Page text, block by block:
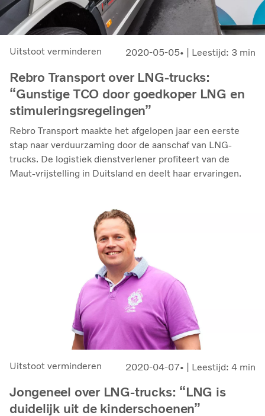
Uitstoot verminderen 2020-05-05 | Leestijd: 3 min
Rebro Transport over LNG-trucks:
“Gunstige TCO door goedkoper LNG en
stimuleringsregelingen”
Rebro Transport maakte het afgelopen jaar een eerste
stap naar verduurzaming door de aanschaf van LNG-
trucks. De logistiek dienstverlener profiteert van de
Maut-vrijstelling in Duitsland en deelt haar ervaringen.
Uitstoot verminderen 2020-04-07 | Leestijd: 4 min
Jongeneel over LNG-trucks: “LNG is
duidelijk uit de kinderschoenen”